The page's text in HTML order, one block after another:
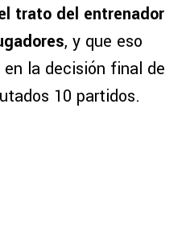
trato del entrenador
, y que eso
la decisión final de
10 partidos.